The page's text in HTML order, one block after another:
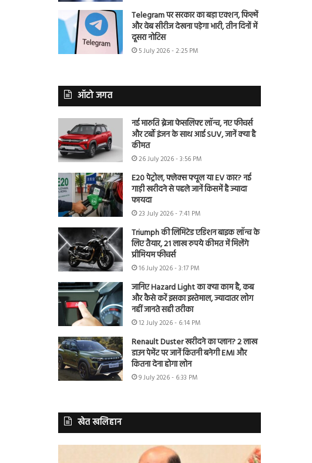
Telegram पर सरकार का बड़ा एक्शन, फिल्में
और वेब सीरीज देखना पड़ेगा भारी, तीन दिनों में
दूसरा नोटिस
5 July 2026 - 2:25 PM
ऑटो जगत
नई मारुति ब्रेजा फेसलिफ्ट लॉन्च, नए फीचर्स
और टर्बो इंजन के साथ आई SUV, जानें क्या है
कीमत
26 July 2026 - 3:56 PM
E20 पेट्रोल, फ्लेक्स फ्यूल या EV कार? नई
गाड़ी खरीदने से पहले जानें किसमें है ज्यादा
फायदा
23 July 2026 - 7:41 PM
Triumph की लिमिटेड एडिशन बाइक लॉन्च के
लिए तैयार, 21 लाख रुपये कीमत में मिलेंगे
प्रीमियम फीचर्स
16 July 2026 - 3:17 PM
जानिए Hazard Light का क्या काम है, कब
और कैसे करें इसका इस्तेमाल, ज्यादातर लोग
नहीं जानते सही तरीका
12 July 2026 - 6:14 PM
Renault Duster खरीदने का प्लान? 2 लाख
डाउन पेमेंट पर जानें कितनी बनेगी EMI और
कितना देना होगा लोन
9 July 2026 - 6:33 PM
खेत खलिहान